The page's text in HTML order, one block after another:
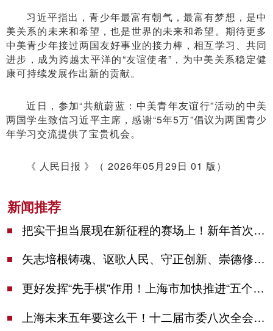
习近平指出，青少年最富有朝气，最富有梦想，是中
美关系的未来和希望，也是世界的未来和希望。期待更多
中美青少年接过两国友好事业的接力棒，相互学习、共同
进步，成为跨越太平洋的“友谊使者”，为中美关系稳定健
康可持续发展作出新的贡献。
近日，参加“共航蔚蓝：中美青年友谊行”活动的中美
两国学生致信习近平主席，感谢“5年5万”倡议为两国青少
年学习交流提供了宝贵机会。
《 人民日报 》（ 2026年05月29日 01 版）
新闻推荐
把实干担当展现在新征程的赛场上！新年首次市委季度工作会议举行，陈吉宁作工作点评
矢志培根铸魂、讴歌人民、守正创新、崇德修身！这场座谈会上，陈吉宁对全市文化战线提出期望
更好发挥“先手棋”作用！上海市加快推进“五个中心”建设领导小组会议举行
上海未来五年要这么干！十二届市委八次全会审议通过上海“十五五”规划建议